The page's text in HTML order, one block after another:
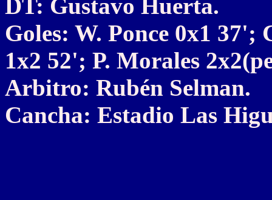
DT: Gustavo Huerta.
Goles: W. Ponce 0x1
1x2 52'; P. Morales
Arbitro: Rubén Selman.
Cancha: Estadio Las